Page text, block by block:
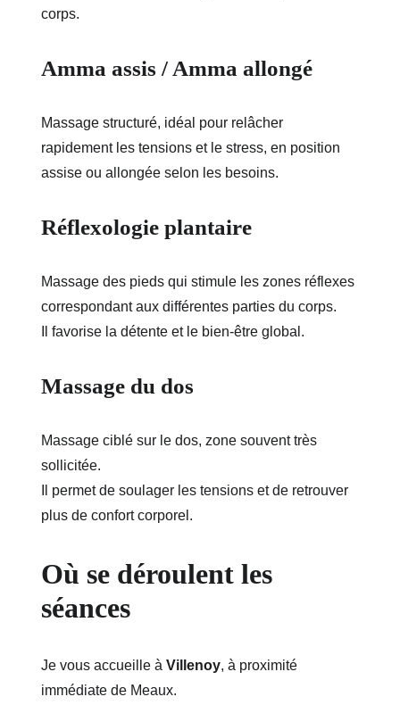
corps.
Amma assis / Amma allongé
Massage structuré, idéal pour relâcher
rapidement les tensions et le stress, en position
assise ou allongée selon les besoins.
Réflexologie plantaire
Massage des pieds qui stimule les zones réflexes
correspondant aux différentes parties du corps.
Il favorise la détente et le bien-être global.
Massage du dos
Massage ciblé sur le dos, zone souvent très
sollicitée.
Il permet de soulager les tensions et de retrouver
plus de confort corporel.
Où se déroulent les
séances
Je vous accueille à Villenoy, à proximité
immédiate de Meaux.